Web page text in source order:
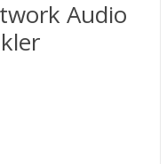
Audio